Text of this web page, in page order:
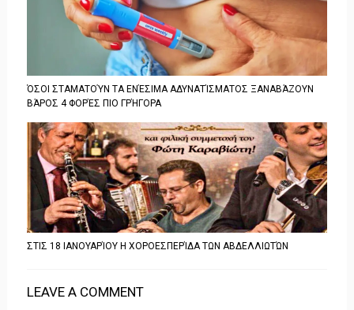
ΌΣΟΙ ΣΤΑΜΑΤΟΎΝ ΤΑ ΕΝΈΣΙΜΑ ΑΔΥΝΑΤΊΣΜΑΤΟΣ ΞΑΝΑΒΆΖΟΥΝ
ΒΆΡΟΣ 4 ΦΟΡΈΣ ΠΙΟ ΓΡΉΓΟΡΑ
ΣΤΙΣ 18 ΙΑΝΟΥΑΡΊΟΥ Η ΧΟΡΟΕΣΠΕΡΊΔΑ ΤΩΝ ΑΒΔΕΛΛΙΩΤΏΝ
LEAVE A COMMENT